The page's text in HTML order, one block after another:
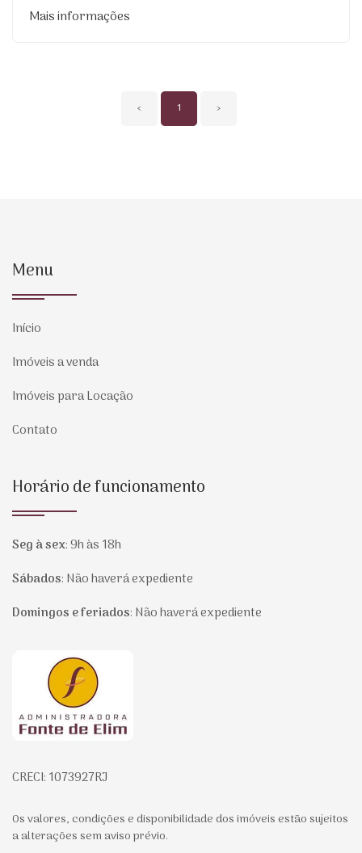
Mais informações
‹ 1 ›
Menu
Início
Imóveis a venda
Imóveis para Locação
Contato
Horário de funcionamento
Seg à sex:9h às 18h
Sábados: Não haverá expediente
Domingos e feriados: Não haverá expediente
Página inicial
CRECI: 1073927RJ
Os valores, condições e disponibilidade dos imóveis estão sujeitos
a alterações sem aviso prévio.